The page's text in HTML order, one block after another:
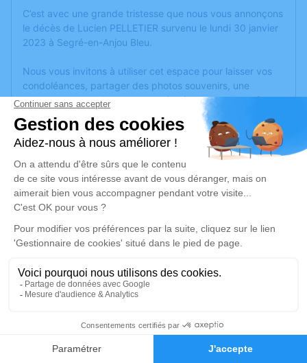
Faire-part Hommages
C’est avec une grande tristesse que nous vous annonçons
le décès de Lucien PELLETIER survenu le lundi 30 janvier
2023 à Segré-en-Anjou Bleu.
Nous vous invitons à utiliser cet espace pour laisser vos
condoléances, partager des photos souvenirs, une
anecdote ou exprimer vos pensées à travers des poèmes
ou des textes. Cet endroit est un lieu d'expression dédié à
honorer la mémoire de Lucien PELLETIER.
Un service de plantation d’arbre hommage estdisponible
vendredi 03 février 2023 à 14h30
Église de Bouillé-Ménard
21 route de Bourg l'Evêque
Je rends hommage